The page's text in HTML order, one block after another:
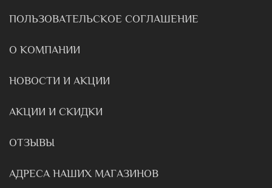
ПОЛЬЗОВАТЕЛЬСКОЕ СОГЛАШЕНИЕ
О КОМПАНИИ
НОВОСТИ И АКЦИИ
АКЦИИ И СКИДКИ
ОТЗЫВЫ
АДРЕСА НАШИХ МАГАЗИНОВ